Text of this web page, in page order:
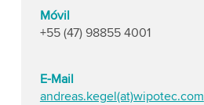
Móvil
+55 (47) 98855 4001
E-Mail
andreas.kegel(at)wipotec.com